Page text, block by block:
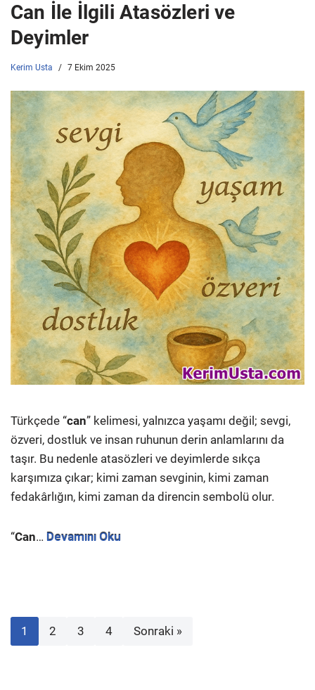
Can İle İlgili Atasözleri ve
Deyimler
Kerim Usta 7 Ekim 2025
Türkçede “can” kelimesi, yalnızca yaşamı değil; sevgi,
özveri, dostluk ve insan ruhunun derin anlamlarını da
taşır. Bu nedenle atasözleri ve deyimlerde sıkça
karşımıza çıkar; kimi zaman sevginin, kimi zaman
fedakârlığın, kimi zaman da direncin sembolü olur.
“Can… Devamını Oku
1 2 3 4 Sonraki »